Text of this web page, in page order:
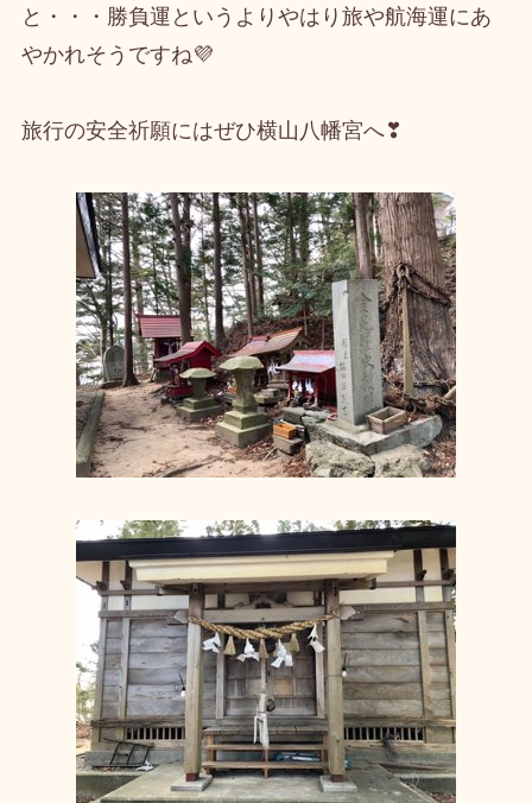
と・・・勝負運というよりやはり旅や航海運にあ
やかれそうですね💜
旅行の安全祈願にはぜひ横山八幡宮へ❣